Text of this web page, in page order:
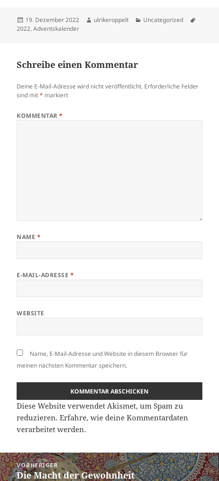
Veröffentlicht
am
19. Dezember 2022 Autor
ulrikeroppelt Kategorien
Uncategorized
2022,Adventskalender
Schreibe einen Kommentar
Deine E-Mail-Adresse wird nicht veröffentlicht. Erforderliche Felder
sind mit* markiert
KOMMENTAR*
NAME *
E-MAIL-ADRESSE *
WEBSITE
Name, E-Mail-Adresse und Website in diesem Browser für
meinen nächsten Kommentar speichern.
Diese Website verwendet Akismet, um Spam zu
reduzieren.Erfahre, wie deine Kommentardaten
verarbeitet werden.
Beitragsnavigation
VORHERIGER
Vorheriger
Die Macht der Gewohnheit